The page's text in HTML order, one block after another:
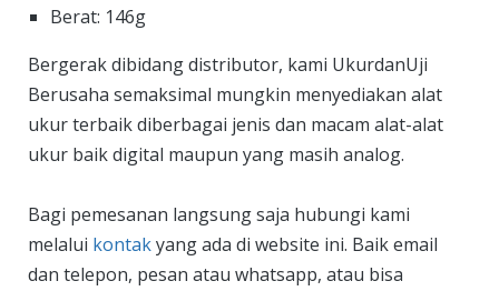
Berat: 146g
Bergerak dibidang distributor, kami UkurdanUji
Berusaha semaksimal mungkin menyediakan alat
ukur terbaik diberbagai jenis dan macam alat-alat
ukur baik digital maupun yang masih analog.
Bagi pemesanan langsung saja hubungi kami
melalui kontakyang ada di website ini. Baik email
dan telepon, pesan atau whatsapp, atau bisa